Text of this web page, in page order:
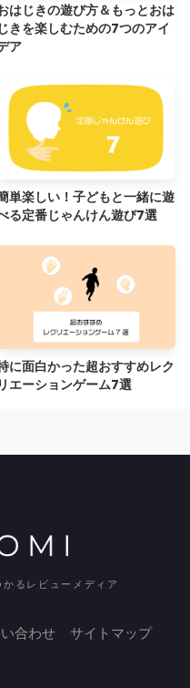
はじきの遊び方＆もっとおは
じきを楽しむための7つのアイ
ア
単楽しい！子どもと一緒に遊
る定番じゃんけん遊び7選
に面白かった超おすすめレク
リエーションゲーム7選
るレビューメディア
合わせ サイトマップ